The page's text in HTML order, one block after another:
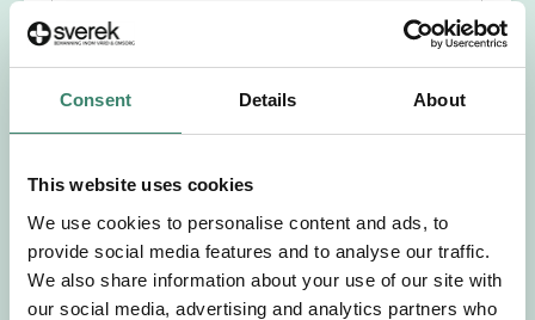
Consent Details About
This website uses cookies
We use cookies to personalise content and ads, to
provide social media features and to analyse our traffic.
We also share information about your use of our site with
our social media, advertising and analytics partners who
Förnamn
Efternamn
Välj önskat arbetsområde
Välj önskad anställningsform